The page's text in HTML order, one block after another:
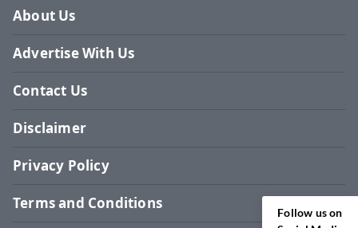
About Us
Advertise With Us
Contact Us
Disclaimer
Privacy Policy
Terms and Conditions
Follow us on